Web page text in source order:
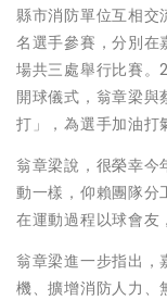
縣市消防單位互相交
名選手參賽，分別在
場共三處舉行比賽。
開球儀式，翁章梁
打」，為選手加油打
翁章梁說，很榮幸今
動一樣，仰賴團隊分
在運動過程以球會友
翁章梁進一步指出，
機、擴增消防人力、